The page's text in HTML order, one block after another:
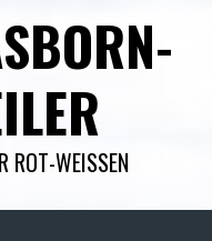
ROT-WEISSEN